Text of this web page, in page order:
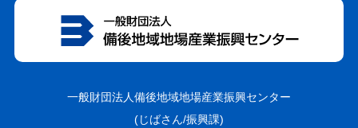
一般財団法人備後地域地場産業振興センター
(じばさん/振興課)